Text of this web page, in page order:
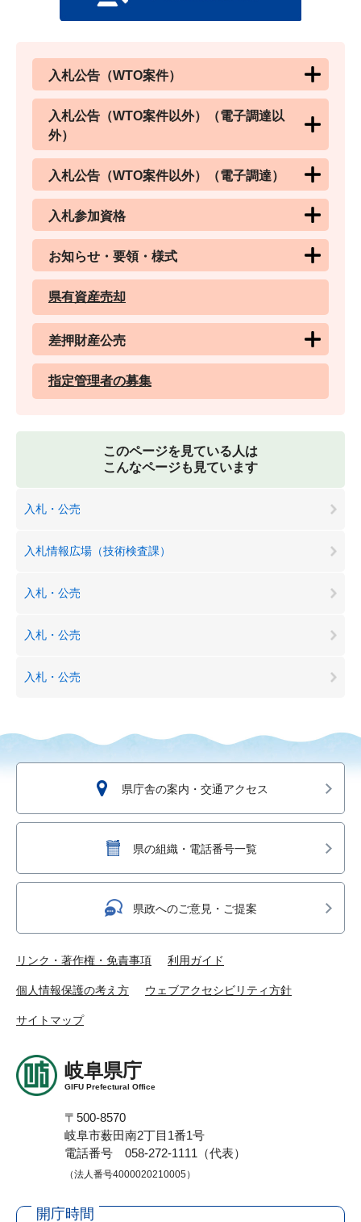
入札公告（WTO案件）
入札公告（WTO案件以外）（電子調達以
外）
入札公告（WTO案件以外）（電子調達）
入札参加資格
お知らせ・要領・様式
県有資産売却
差押財産公売
指定管理者の募集
このページを見ている人は
こんなページも見ています
入札・公売
入札情報広場（技術検査課）
入札・公売
入札・公売
入札・公売
県庁舎の案内・交通アクセス
県の組織・電話番号一覧
県政へのご意見・ご提案
リンク・著作権・免責事項 利用ガイド
個人情報保護の考え方 ウェブアクセシビリティ方針
サイトマップ
岐阜県庁
GIFU Prefectural Office
〒500-8570
岐阜市薮田南2丁目1番1号
電話番号 058-272-1111（代表）
（法人番号4000020210005）
開庁時間